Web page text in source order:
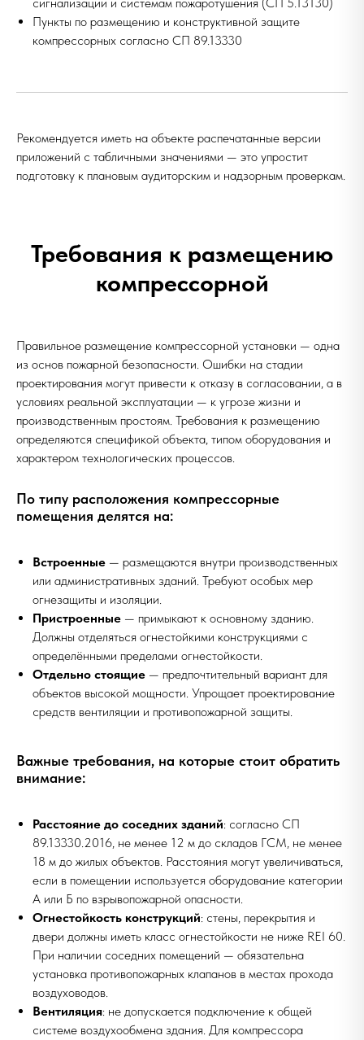
Пункты по размещению и конструктивной защите
компрессорных согласно СП 89.13330
Рекомендуется иметь на объекте распечатанные версии
приложений с табличными значениями — это упростит
подготовку к плановым аудиторским и надзорным проверкам.
Требования к размещению
компрессорной
Правильное размещение компрессорной установки — одна
из основ пожарной безопасности. Ошибки на стадии
проектирования могут привести к отказу в согласовании, а в
условиях реальной эксплуатации — к угрозе жизни и
производственным простоям. Требования к размещению
определяются спецификой объекта, типом оборудования и
характером технологических процессов.
По типу расположения компрессорные
помещения делятся на:
Встроенные — размещаются внутри производственных
или административных зданий. Требуют особых мер
огнезащиты и изоляции.
Пристроенные — примыкают к основному зданию.
Должны отделяться огнестойкими конструкциями с
определёнными пределами огнестойкости.
Отдельно стоящие — предпочтительный вариант для
объектов высокой мощности. Упрощает проектирование
средств вентиляции и противопожарной защиты.
Важные требования, на которые стоит обратить
внимание:
Расстояние до соседних зданий: согласно СП
89.13330.2016, не менее 12 м до складов ГСМ, не менее
18 м до жилых объектов. Расстояния могут увеличиваться,
если в помещении используется оборудование категории
А или Б по взрывопожарной опасности.
Огнестойкость конструкций: стены, перекрытия и
двери должны иметь класс огнестойкости не ниже REI 60.
При наличии соседних помещений — обязательна
установка противопожарных клапанов в местах прохода
воздуховодов.
Вентиляция: не допускается подключение к общей
системе воздухообмена здания. Для компрессора